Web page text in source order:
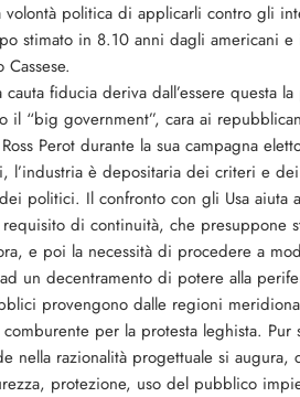
politica di applicarli contro gli
stimato in 8.10 anni dagli americani
Cassese.
cauta fiducia deriva dall’essere questa
il “big government”, cara ai
Perot durante la sua campagna
l’industria è depositaria dei criteri e
politici. Il confronto con gli Usa aiuta
di continuità, che presuppone
e poi la necessità di procedere a
un decentramento di potere alla
provengono dalle regioni
per la protesta leghista.
nella razionalità progettuale si
protezione, uso del pubblico